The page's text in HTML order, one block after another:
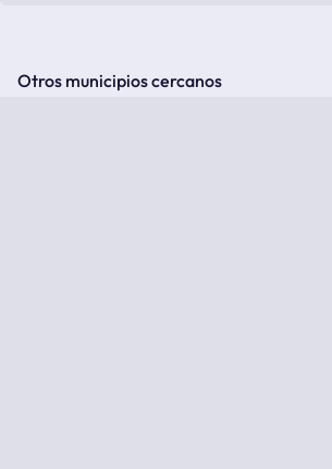
Otros municipios cercanos